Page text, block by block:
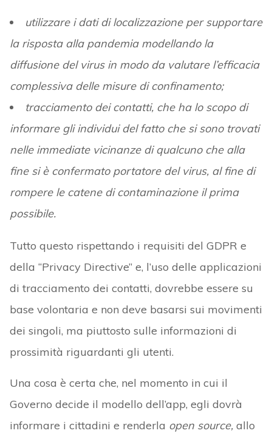
utilizzare i dati di localizzazione per supportare
la risposta alla pandemia modellando la
diffusione del virus in modo da valutare l’efficacia
complessiva delle misure di confinamento;
tracciamento dei contatti, che ha lo scopo di
informare gli individui del fatto che si sono trovati
nelle immediate vicinanze di qualcuno che alla
fine si è confermato portatore del virus, al fine di
rompere le catene di contaminazione il prima
possibile.
Tutto questo rispettando i requisiti del GDPR e
della “Privacy Directive” e, l’uso delle applicazioni
di tracciamento dei contatti, dovrebbe essere su
base volontaria e non deve basarsi sui movimenti
dei singoli, ma piuttosto sulle informazioni di
prossimità riguardanti gli utenti.
Una cosa è certa che, nel momento in cui il
Governo decide il modello dell’app, egli dovrà
informare i cittadini e renderla open source,allo